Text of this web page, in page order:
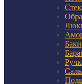
Баки